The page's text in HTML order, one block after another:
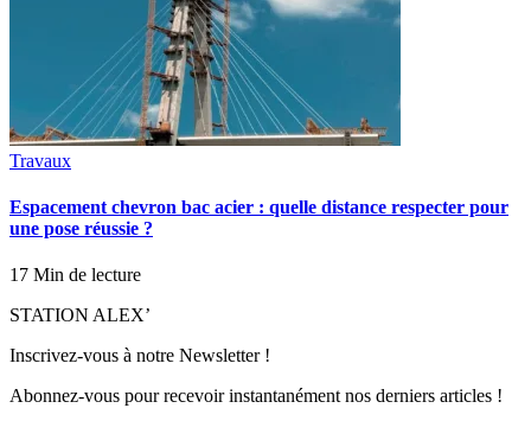
Travaux
Espacement chevron bac acier : quelle distance respecter pour
une pose réussie ?
17 Min de lecture
STATION ALEX’
Inscrivez-vous à notre Newsletter !
Abonnez-vous pour recevoir instantanément nos derniers articles !